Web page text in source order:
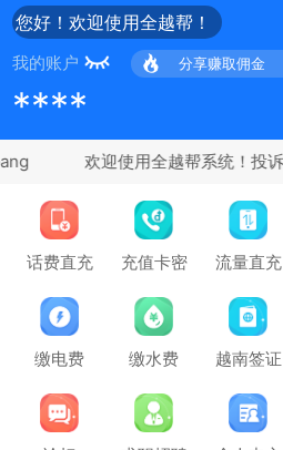
您好！欢迎使用全越帮！
我的账户 分享赚取佣金
****
话费直充 充值卡密 流量直充
缴电费 缴水费 越南签证